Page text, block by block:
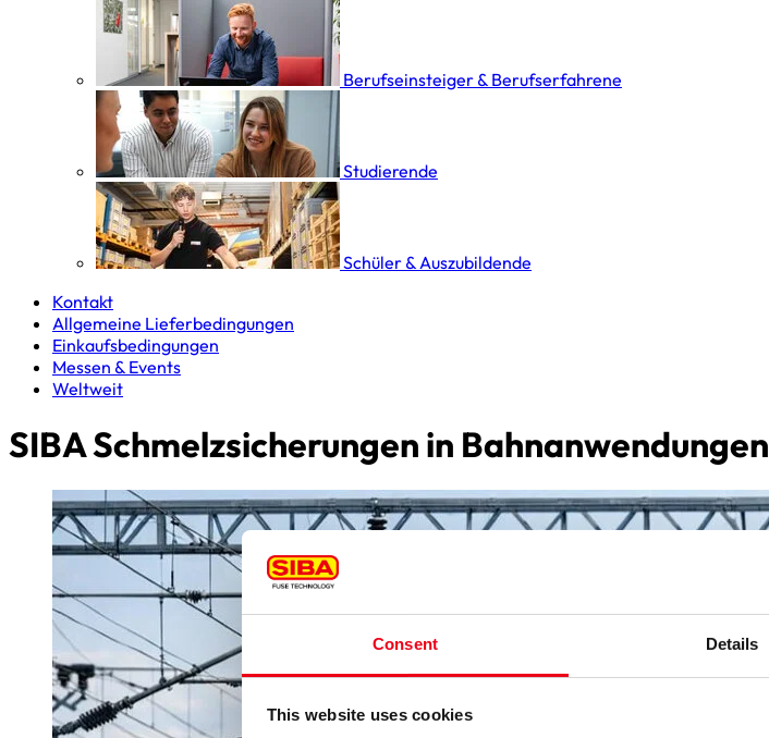
Consent Details
This website uses cookies
Berufseinsteiger & Berufserfahrene
Studierende
Schüler & Auszubildende
Kontakt
Allgemeine Lieferbedingungen
Einkaufsbedingungen
Messen & Events
Weltweit
SIBA Schmelz­sicherungen in Bahnanwendungen